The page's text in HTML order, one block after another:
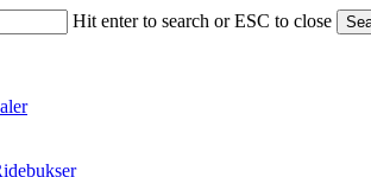
Hit enter to search or ESC to close